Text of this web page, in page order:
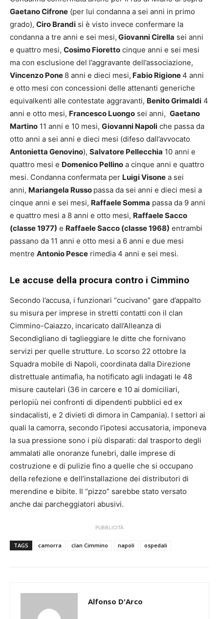
Gaetano Cifrone (per lui condanna a sei anni in primo
grado), Ciro Brandi si è visto invece confermare la
condanna a tre anni e sei mesi, Giovanni Cirella sei anni
e quattro mesi, Cosimo Fioretto cinque anni e sei mesi
ma con esclusione del l’aggravante dell’associazione,
Vincenzo Pone 8 anni e dieci mesi, Fabio Rigione4 anni
e otto mesi con concessioni delle attenanti generiche
equivalkenti alle contestate aggravanti, Benito Grimaldi 4
anni e otto mesi, Francesco Luongo sei anni, Gaetano
Martino 11 anni e 10 mesi, Giovanni Napoli che passa da
otto anni a sei anni e dieci mesi (difeso dall’avvocato
Antonietta Genovino), Salvatore Pellecchia 10 anni e
quattro mesi e Domenico Pellino a cinque anni e quattro
mesi. Condanna confermata per Luigi Visone a sei
anni, Mariangela Russo passa da sei anni e dieci mesi a
cinque anni e sei mesi, Raffaele Somma passa da 9 anni
e quattro mesi a 8 anni e otto mesi, Raffaele Sacco
(classe 1977) e Raffaele Sacco (classe 1968) entrambi
passano da 11 anni e otto mesi a 6 anni e due mesi
mentre Antonio Pesce rimedia 4 anni e sei mesi.
Le accuse della procura contro i Cimmino
Secondo l’accusa, i funzionari “cucivano” gare d’appalto
su misura per imprese in stretti contatti con il clan
Cimmino-Caiazzo, incaricato dall’Alleanza di
Secondigliano di taglieggiare le ditte che fornivano
servizi per quelle strutture. Lo scorso 22 ottobre la
Squadra mobile di Napoli, coordinata dalla Direzione
distrettuale antimafia, ha notificato agli indagati le 48
misure cautelari (36 in carcere e 10 ai domiciliari,
perlopiù nei confronti di dipendenti pubblici ed ex
sindacalisti, e 2 divieti di dimora in Campania). I settori ai
quali la camorra, secondo l’ipotesi accusatoria, imponeva
la sua pressione sono i più disparati: dal trasporto degli
ammalati alle onoranze funebri, dalle imprese di
costruzione e di pulizie fino a quelle che si occupano
della refezione e dell’installazione dei distributori di
merendine e bibite. Il “pizzo” sarebbe stato versato
anche dai parcheggiatori abusivi.
PUBBLICITÀ
TAGS camorra clan Cimmino napoli ospedali
Alfonso D'Arco